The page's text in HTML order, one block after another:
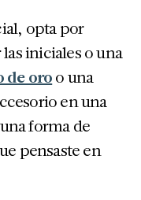
opta por
iniciales o una
de oro o una
en una
forma de
pensaste en